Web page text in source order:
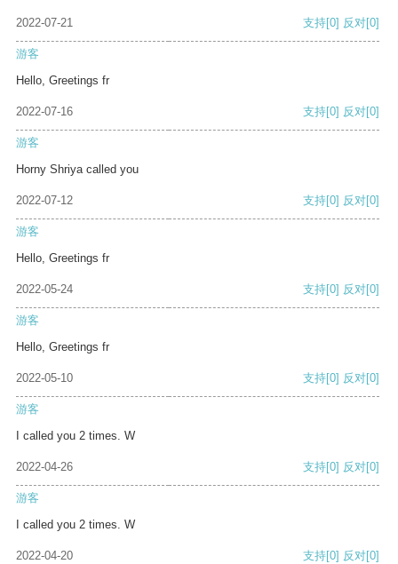
2022-07-21 支持[0] 反对[0]
游客
Hello, Greetings fr
2022-07-16 支持[0] 反对[0]
游客
Horny Shriya called you
2022-07-12 支持[0] 反对[0]
游客
Hello, Greetings fr
2022-05-24 支持[0] 反对[0]
游客
Hello, Greetings fr
2022-05-10 支持[0] 反对[0]
游客
I called you 2 times. W
2022-04-26 支持[0] 反对[0]
游客
I called you 2 times. W
2022-04-20 支持[0] 反对[0]